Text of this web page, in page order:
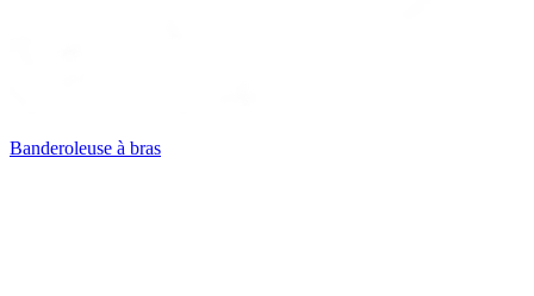
Banderoleuse à bras